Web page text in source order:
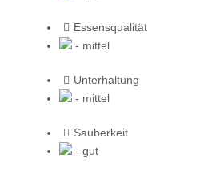
Essensqualität
- mittel
Unterhaltung
- mittel
Sauberkeit
- gut